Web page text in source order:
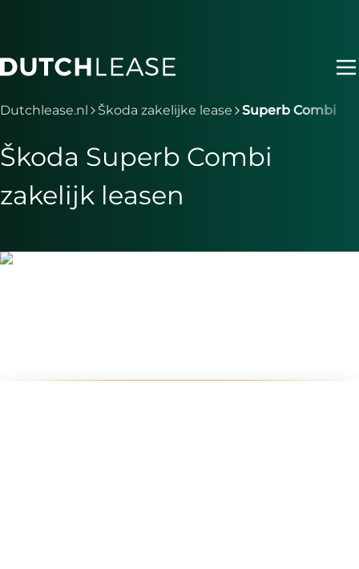
Je bent nu voorbij het hoofdmenu
Dutchlease.nl Škoda zakelijke lease Superb Combi
Škoda Superb Combi
zakelijk leasen